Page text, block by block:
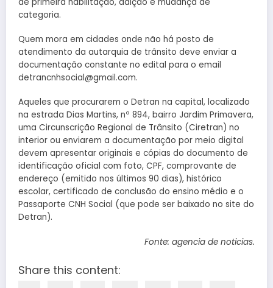
categoria.
Quem mora em cidades onde não há posto de
atendimento da autarquia de trânsito deve enviar a
documentação constante no edital para o email
detrancnhsocial@gmail.com.
Aqueles que procurarem o Detran na capital, localizado
na estrada Dias Martins, nº 894, bairro Jardim Primavera,
uma Circunscrição Regional de Trânsito (Ciretran) no
interior ou enviarem a documentação por meio digital
devem apresentar originais e cópias do documento de
identificação oficial com foto, CPF, comprovante de
endereço (emitido nos últimos 90 dias), histórico
escolar, certificado de conclusão do ensino médio e o
Passaporte CNH Social (que pode ser baixado no site do
Detran).
Fonte: agencia de noticias.
Share this content: